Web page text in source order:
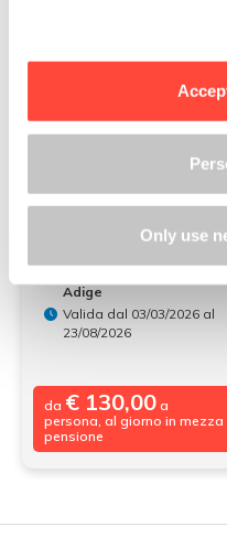
In order to withdraw the
to view the complete
Only use
Speciale agosto
Adige
Valida dal 03/03/2026 al
23/08/2026
da € 130,00 a
persona, al giorno in mezza
pensione